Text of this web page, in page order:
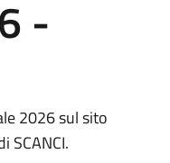
-
2026 sul sito
SCANCI.